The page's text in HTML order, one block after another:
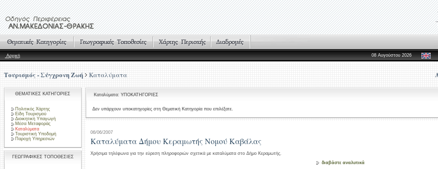
Αρχική 08 Αυγούστου 2026
Τουρισμός - Σύγχρονη Ζωή Καταλύματα
ΘΕΜΑΤΙΚΕΣ ΚΑΤΗΓΟΡΙΕΣ
Πολιτικός Χάρτης
Είδη Τουρισμού
Διοικητική Υπαγωγή
Μέσα Μεταφοράς
Καταλύματα
Τουριστική Υποδομή
Παροχή Υπηρεσιών
ΓΕΩΓΡΑΦΙΚΕΣ ΤΟΠΟΘΕΣΙΕΣ
Καταλύματα: ΥΠΟΚΑΤΗΓΟΡΙΕΣ
Δεν υπάρχουν υποκατηγορίες στη Θεματική Κατηγορία που επιλέξατε.
06/06/2007
Καταλύματα Δήμου Κεραμωτής Νομού Καβάλας
Χρήσιμα τηλέφωνα για την εύρεση πληροφοριών σχετικά με καταλύματα στο Δήμο Κεραμωτής.
διαβάστε αναλυτικά